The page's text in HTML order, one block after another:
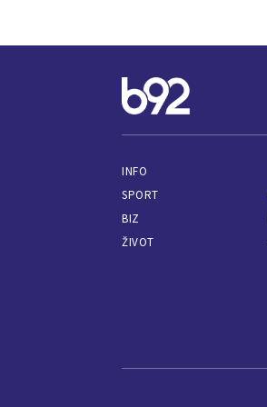
INFO
SPORT
BIZ
ŽIVOT